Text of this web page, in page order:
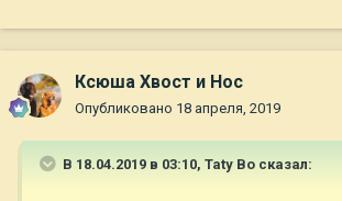
Ксюша Хвост и Нос
Опубликовано 18 апреля, 2019
В 18.04.2019 в 03:10, Taty Bo сказал: